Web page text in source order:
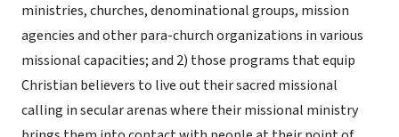
ministries, churches, denominational groups, mission
agencies and other para-church organizations in various
missional capacities; and 2) those programs that equip
Christian believers to live out their sacred missional
calling in secular arenas where their missional ministry